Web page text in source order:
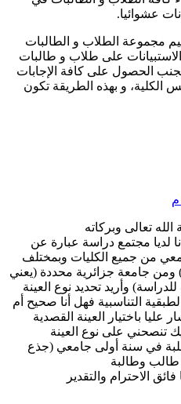
عشوائيا.
مجموعة الطلاب و الطالبات
على طلاب و طالبات
الحصول على كافة الإجابات
و بهذه الطريقة تكون
تعالى وبركاته
لديا مجتمع دراسة عبارة عن
من جميع الكليات وبمختلف
ومن جامعة جزائرية محددة (يعني
وأريد تحديد نوع العينة
التناسبية فهل أنا صحيح أم
باختيار العينة القصدية
تنصحني على نوع العينة
في سنة أولى جامعي (جذع
الاحترام والتقدير